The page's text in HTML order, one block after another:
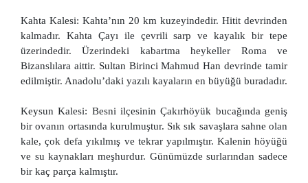
Kahta Kalesi: Kahta’nın 20 km kuzeyindedir. Hitit devrinden
kalmadır. Kahta Çayı ile çevrili sarp ve kayalık bir tepe
üzerindedir. Üzerindeki kabartma heykeller Roma ve
Bizanslılara aittir. Sultan Birinci Mahmud Han devrinde tamir
edilmiştir. Anadolu’daki yazılı kayaların en büyüğü buradadır.
Keysun Kalesi: Besni ilçesinin Çakırhöyük bucağında geniş
bir ovanın ortasında kurulmuştur. Sık sık savaşlara sahne olan
kale, çok defa yıkılmış ve tekrar yapılmıştır. Kalenin höyüğü
ve su kaynakları meşhurdur. Günümüzde surlarından sadece
bir kaç parça kalmıştır.